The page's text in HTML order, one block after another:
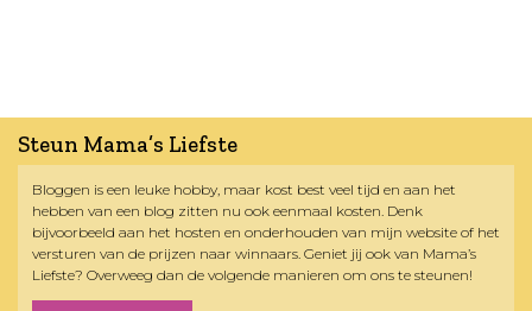
Steun Mama’s Liefste
Bloggen is een leuke hobby, maar kost best veel tijd en aan het
hebben van een blog zitten nu ook eenmaal kosten. Denk
bijvoorbeeld aan het hosten en onderhouden van mijn website of het
versturen van de prijzen naar winnaars. Geniet jij ook van Mama’s
Liefste? Overweeg dan de volgende manieren om ons te steunen!